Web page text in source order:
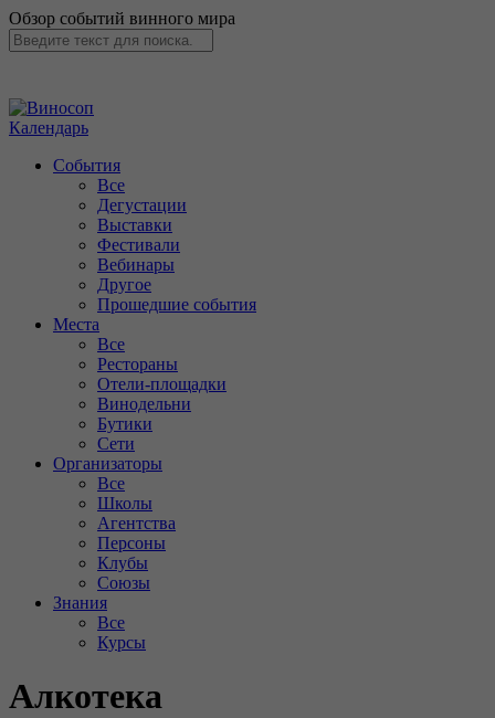
Обзор событий винного мира
Календарь
События
Все
Дегустации
Выставки
Фестивали
Вебинары
Другое
Прошедшие события
Места
Все
Рестораны
Отели-площадки
Винодельни
Бутики
Сети
Организаторы
Все
Школы
Агентства
Персоны
Клубы
Союзы
Знания
Все
Курсы
Алкотека